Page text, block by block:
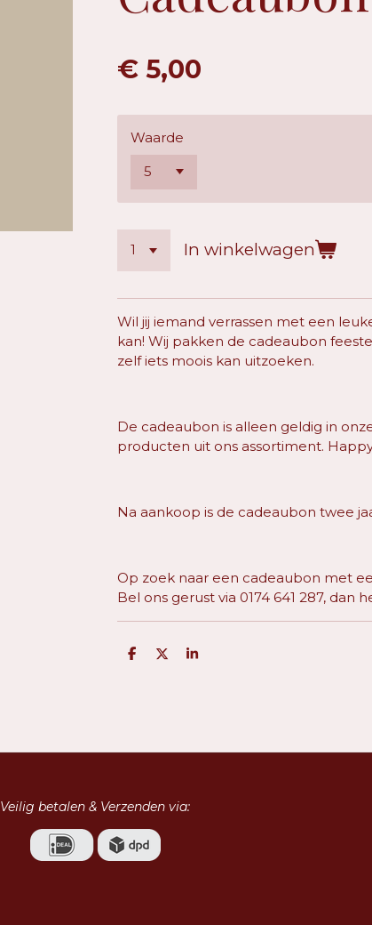
€ 5,00
Waarde
In winkelwagen
Wil jij iemand verrassen met een
kan! Wij pakken de cadeaubon
zelf iets moois kan uitzoeken.
De cadeaubon is alleen geldig in
producten uit ons assortiment.
Na aankoop is de cadeaubon twee
Op zoek naar een cadeaubon met
Bel ons gerust via 0174 641 287, dan
D
D
S
Veilig betalen & Verzenden via: